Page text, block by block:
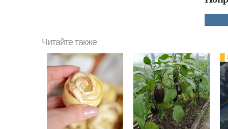
Читайте также